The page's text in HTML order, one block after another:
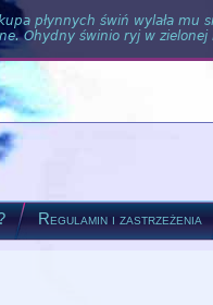
płynnych świń wylała mu
Ohydny świnio ryj w
Regulamin i zastrzeżenia